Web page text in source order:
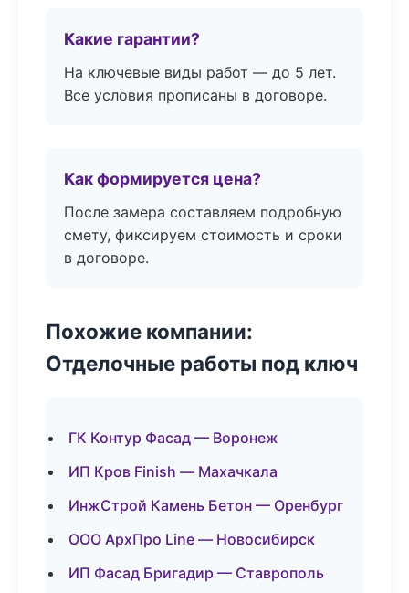
Какие гарантии?
На ключевые виды работ — до 5 лет.
Все условия прописаны в договоре.
Как формируется цена?
После замера составляем подробную
смету, фиксируем стоимость и сроки
в договоре.
Похожие компании:
Отделочные работы под ключ
ГК Контур Фасад — Воронеж
ИП Кров Finish — Махачкала
ИнжСтрой Камень Бетон — Оренбург
ООО АрхПро Line — Новосибирск
ИП Фасад Бригадир — Ставрополь